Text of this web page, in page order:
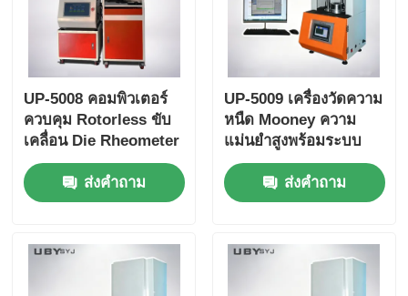
UP-5008 คอมพิวเตอร์
ควบคุม Rotorless ขับ
เคลื่อน Die Rheometer
สําหรับยางด้วยความ
ละเอียด 0.01 °C
ส่งคำถาม
UP-5009 เครื่องวัดความ
หนืด Mooney ความ
แม่นยำสูงพร้อมระบบ
ควบคุมอุณหภูมิ ±0.3°C
สำหรับการทดสอบยาง
อเนกประสงค์
ส่งคำถาม